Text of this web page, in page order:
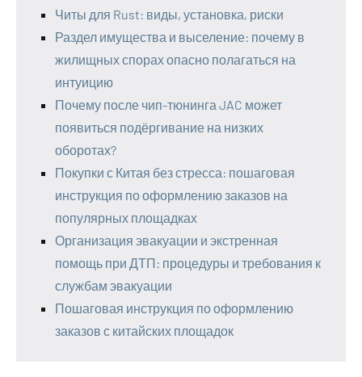
Читы для Rust: виды, установка, риски
Раздел имущества и выселение: почему в
жилищных спорах опасно полагаться на
интуицию
Почему после чип-тюнинга JAC может
появиться подёргивание на низких
оборотах?
Покупки с Китая без стресса: пошаговая
инструкция по оформлению заказов на
популярных площадках
Организация эвакуации и экстренная
помощь при ДТП: процедуры и требования к
службам эвакуации
Пошаговая инструкция по оформлению
заказов с китайских площадок